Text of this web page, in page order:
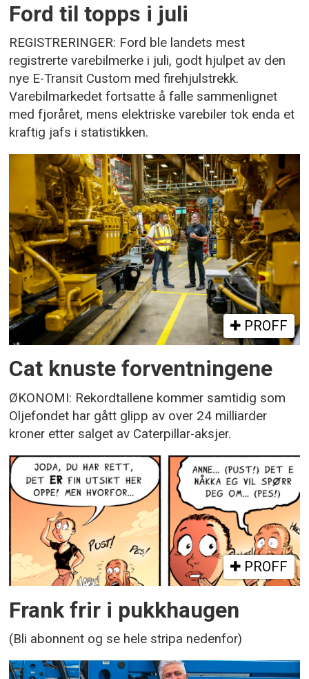
Ford til topps i juli
REGISTRERINGER: Ford ble landets mest
registrerte varebilmerke i juli, godt hjulpet av den
nye E-Transit Custom med firehjulstrekk.
Varebilmarkedet fortsatte å falle sammenlignet
med fjoråret, mens elektriske varebiler tok enda et
kraftig jafs i statistikken.
PROFF
Cat knuste forventningene
ØKONOMI: Rekordtallene kommer samtidig som
Oljefondet har gått glipp av over 24 milliarder
kroner etter salget av Caterpillar-aksjer.
PROFF
Frank frir i pukkhaugen
(Bli abonnent og se hele stripa nedenfor)